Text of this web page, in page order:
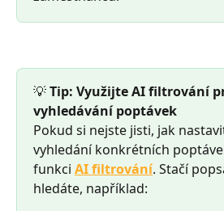
💡 Tip: Využijte AI filtrování
vyhledávání poptávek
Pokud si nejste jisti, jak
vyhledání konkrétních
funkci AI filtrování. Stačí
hledáte, například: